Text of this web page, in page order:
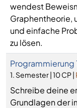
wendest
Graphentheorie,
und einfache
zu lösen.
Programmierung
1. Semester | 10 CP |
Schreibe deine
Grundlagen der